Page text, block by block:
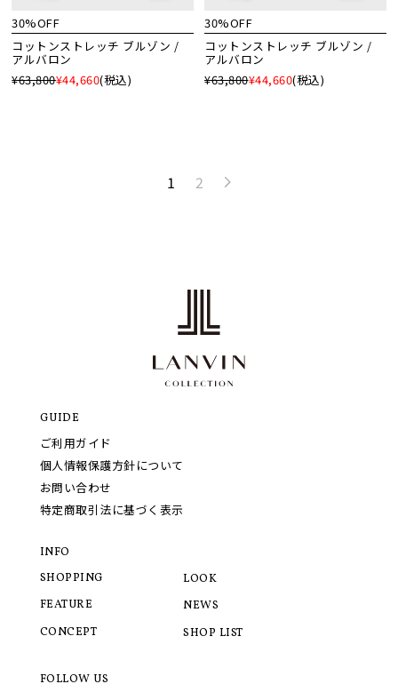
30%OFF
コットンストレッチ ブルゾン /
アルバロン
¥63,800¥44,660(税込)
30%OFF
コットンストレッチ ブルゾン /
アルバロン
¥63,800¥44,660(税込)
1 2
GUIDE
ご利用ガイド
個人情報保護方針について
お問い合わせ
特定商取引法に基づく表示
INFO
SHOPPING
FEATURE
CONCEPT
LOOK
NEWS
SHOP LIST
FOLLOW US